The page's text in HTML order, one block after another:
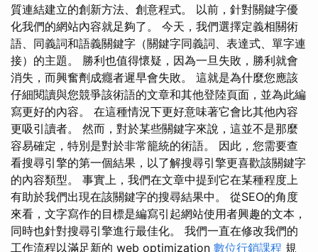
質連結建立的創新方法、創意程式。 以前，針對關鍵字優
化我們的網站內容就足夠了。 今天，我們選擇定義相關術
語、同義詞和語義關鍵字（關鍵字同義詞、表達式、單字連
接）的主題。 勝利也值得懷疑，因為一旦失敗，勝利就會
消失，而興奮劑成癮者遲早會失敗。 這就是為什麼您應該
仔細閱讀與您競爭該術語的文章和其他登陸頁面，並為此編
寫更好的內容。 在這種情況下更好意味著它會比其他內容
更吸引讀者。 然而，對於某些關鍵字來說，這並不是那麼
容易確定，特別是對於非常籠統的術語。 因此，您需要查
看搜尋引擎的第一個結果，以了解搜尋引擎更喜歡該關鍵字
的內容類型。 事實上，我們在文章中提到它在某種程度上
有助於我們出現在該關鍵字的搜尋結果中。 從SEO的角度
來看，文字寫作的目標是編寫引起網站使用者興趣的文本，
同時也針對搜尋引擎進行最佳化。 我們一直在修改我們的
工作流程以滿足新的 web optimization 數位行銷課程 規